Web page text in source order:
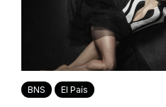
BNS El País